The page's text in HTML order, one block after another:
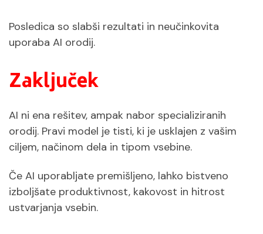
Posledica so slabši rezultati in neučinkovita
uporaba AI orodij.
Zaključek
AI ni ena rešitev, ampak nabor specializiranih
orodij. Pravi model je tisti, ki je usklajen z vašim
ciljem, načinom dela in tipom vsebine.
Če AI uporabljate premišljeno, lahko bistveno
izboljšate produktivnost, kakovost in hitrost
ustvarjanja vsebin.